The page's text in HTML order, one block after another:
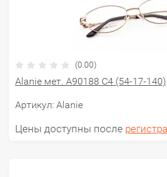
(0.00)
Alanie мет. A90188 C4 (54-17-140)
Артикул: Alanie
Цены доступны после